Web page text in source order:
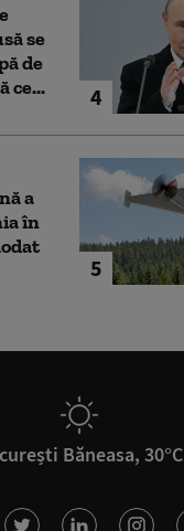
4
se
de
ce...
5
a
în
Băneasa, 30°C